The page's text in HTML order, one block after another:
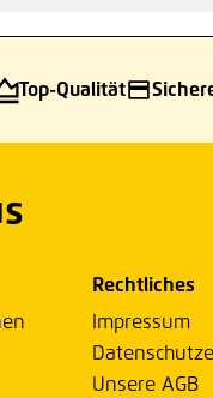
Top-Qualität
Rechtliches
Impressum
Unsere AGB